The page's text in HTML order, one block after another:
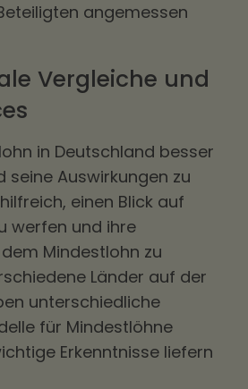
angemessen
Vergleiche und
in Deutschland besser
seine Auswirkungen zu
einen Blick auf
werfen und ihre
Mindestlohn zu
Länder auf der
unterschiedliche
für Mindestlöhne
Erkenntnisse liefern